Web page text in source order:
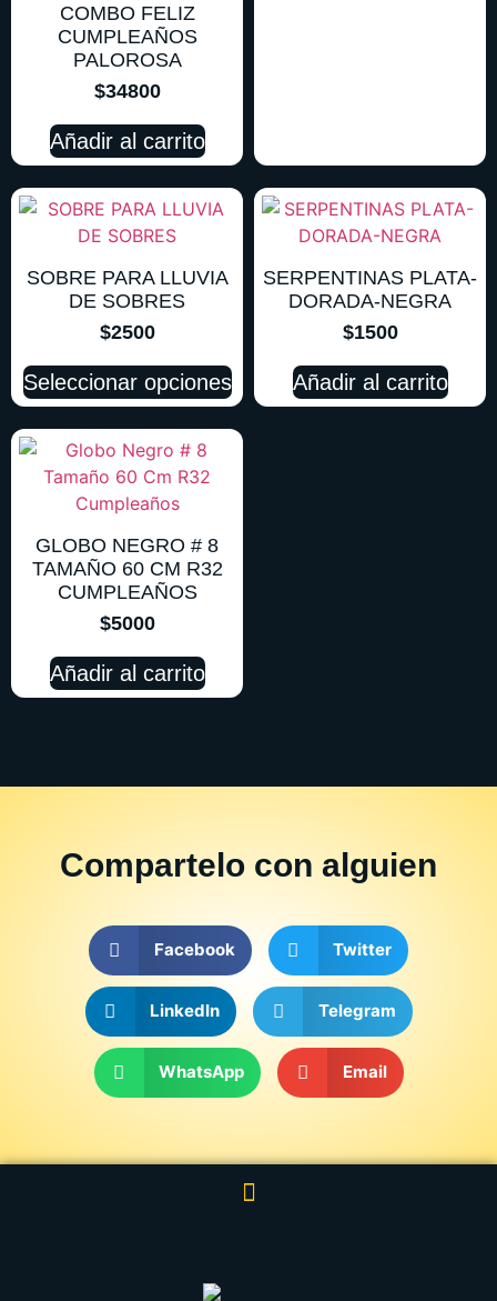
COMBO FELIZ
CUMPLEAÑOS
PALOROSA
$34800
Añadir al carrito
SOBRE PARA LLUVIA
DE SOBRES
$2500
Seleccionar opciones
SERPENTINAS PLATA-
DORADA-NEGRA
$1500
Añadir al carrito
GLOBO NEGRO # 8
TAMAÑO 60 CM R32
CUMPLEAÑOS
$5000
Añadir al carrito
Compartelo con alguien
Facebook Twitter
LinkedIn Telegram
WhatsApp Email